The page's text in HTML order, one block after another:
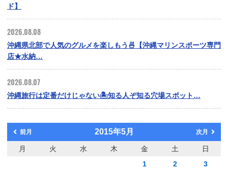
ド】
2026.08.08
沖縄県北部で人気のグルメを楽しもう🍜【沖縄マリンスポーツ専門
店★水納…
2026.08.07
沖縄旅行は定番だけじゃない🏝️知る人ぞ知る穴場スポット…
前月 2015年5月 次月
月 火 水 木 金 土
日
1
2
3